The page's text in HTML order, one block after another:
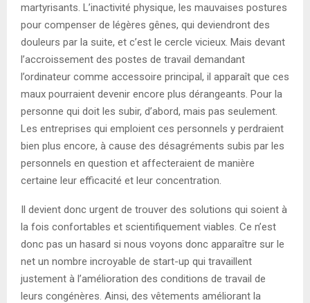
martyrisants. L’inactivité physique, les mauvaises postures
pour compenser de légères gênes, qui deviendront des
douleurs par la suite, et c’est le cercle vicieux. Mais devant
l’accroissement des postes de travail demandant
l’ordinateur comme accessoire principal, il apparaît que ces
maux pourraient devenir encore plus dérangeants. Pour la
personne qui doit les subir, d’abord, mais pas seulement.
Les entreprises qui emploient ces personnels y perdraient
bien plus encore, à cause des désagréments subis par les
personnels en question et affecteraient de manière
certaine leur efficacité et leur concentration.
Il devient donc urgent de trouver des solutions qui soient à
la fois confortables et scientifiquement viables. Ce n’est
donc pas un hasard si nous voyons donc apparaître sur le
net un nombre incroyable de start-up qui travaillent
justement à l’amélioration des conditions de travail de
leurs congénères. Ainsi, des vêtements améliorant la